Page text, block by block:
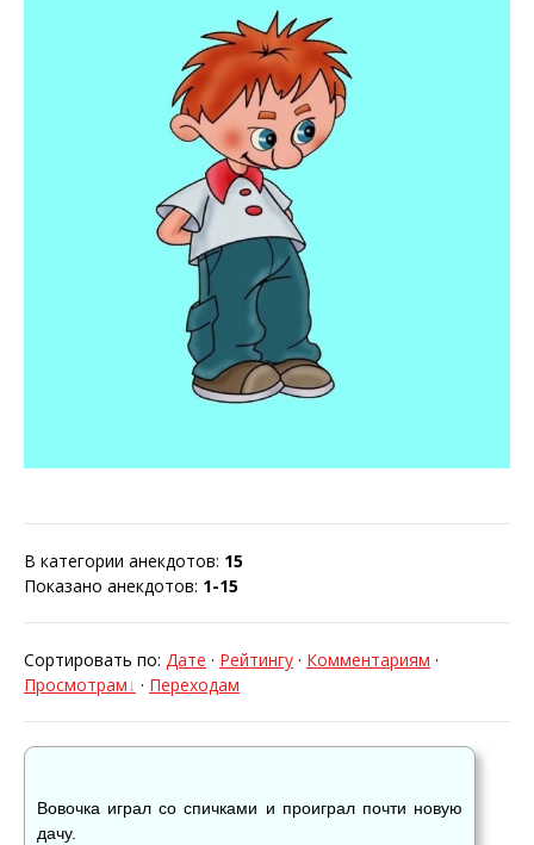
В категории анекдотов: 15
Показано анекдотов: 1-15
Сортировать по: Дате · Рейтингу · Комментариям ·
Просмотрам
· Переходам
Вовочка играл со спичками и проиграл почти новую
дачу.